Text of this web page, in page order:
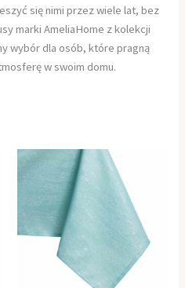
się nimi przez wiele lat, bez
marki AmeliaHome z kolekcji
wybór dla osób, które pragną
w swoim domu.